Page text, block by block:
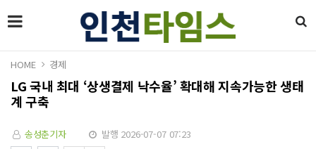
HOME 경제
LG 국내 최대 ‘상생결제 낙수율’ 확대해 지속가능한 생태
계 구축
송성춘기자 발행 2026-07-07 07:23